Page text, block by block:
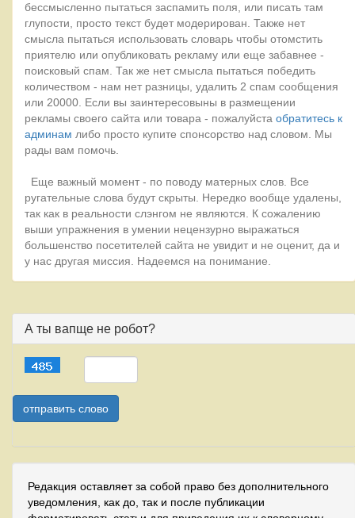
бессмысленно пытаться заспамить поля, или писать там
глупости, просто текст будет модерирован. Также нет
смысла пытаться использовать словарь чтобы отомстить
приятелю или опубликовать рекламу или еще забавнее -
поисковый спам. Так же нет смысла пытаться победить
количеством - нам нет разницы, удалить 2 спам сообщения
или 20000. Если вы заинтересовыны в размещении
рекламы своего сайта или товара - пожалуйста обратитесь к
админам либо просто купите спонсорство над словом. Мы
рады вам помочь.
Еще важный момент - по поводу матерных слов. Все
ругательные слова будут скрыты. Нередко вообще удалены,
так как в реальности слэнгом не являются. К сожалению
выши упражнения в умении нецензурно выражаться
большенство посетителей сайта не увидит и не оценит, да и
у нас другая миссия. Надеемся на понимание.
А ты вапще не робот?
Редакция оставляет за собой право без дополнительного
уведомления, как до, так и после публикации